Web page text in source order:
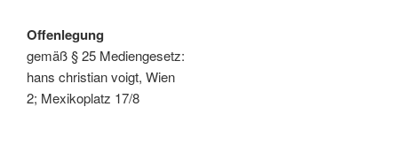
Offenlegung
gemäß § 25 Mediengesetz:
hans christian voigt, Wien
2; Mexikoplatz 17/8